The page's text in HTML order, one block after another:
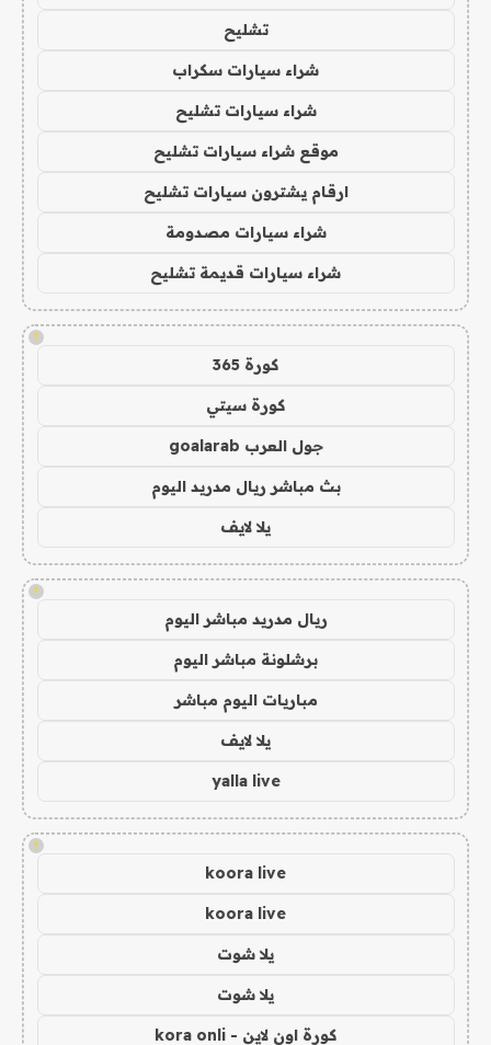
تشليح
شراء سيارات سكراب
شراء سيارات تشليح
موقع شراء سيارات تشليح
ارقام يشترون سيارات تشليح
شراء سيارات مصدومة
شراء سيارات قديمة تشليح
!
كورة 365
كورة سيتي
جول العرب goalarab
بث مباشر ريال مدريد اليوم
يلا لايف
!
ريال مدريد مباشر اليوم
برشلونة مباشر اليوم
مباريات اليوم مباشر
يلا لايف
yalla live
!
koora live
koora live
يلا شوت
يلا شوت
كورة اون لاين - kora onli